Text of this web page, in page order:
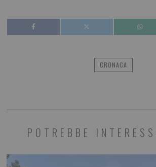
CRONACA
POTREBBE